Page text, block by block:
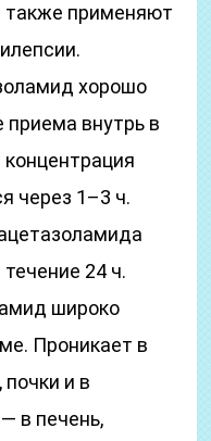
также применяют
хорошо
внутрь в
через 1–3 ч.
24 ч.
широко
Проникает в
и в
в печень,